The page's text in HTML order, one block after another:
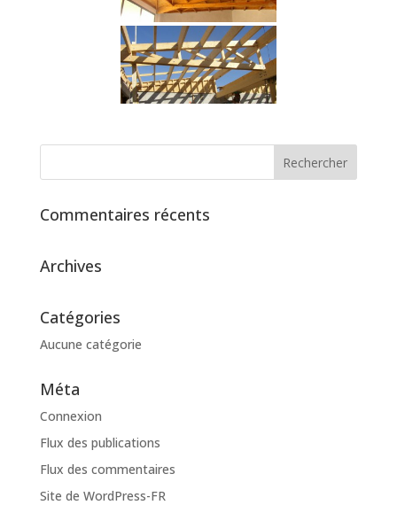
Commentaires récents
Archives
Catégories
Aucune catégorie
Méta
Connexion
Flux des publications
Flux des commentaires
Site de WordPress-FR